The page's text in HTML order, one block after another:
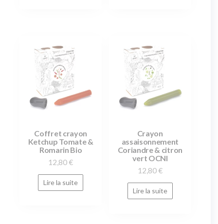
Coffret crayon
Ketchup Tomate &
Romarin Bio
12,80 €
Lire la suite
Crayon
assaisonnement
Coriandre & citron
vert OCNI
12,80 €
Lire la suite